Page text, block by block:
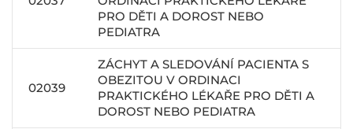
PRO DĚTI A DOROST NEBO
PEDIATRA
02039
ZÁCHYT A SLEDOVÁNÍ PACIENTA S
OBEZITOU V ORDINACI
PRAKTICKÉHO LÉKAŘE PRO DĚTI A
DOROST NEBO PEDIATRA